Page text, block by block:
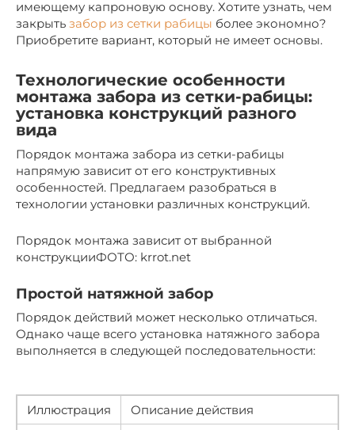
имеющему капроновую основу. Хотите узнать, чем
закрыть забор из сетки рабицы более экономно?
Приобретите вариант, который не имеет основы.
Технологические особенности
монтажа забора из сетки-рабицы:
установка конструкций разного
вида
Порядок монтажа забора из сетки-рабицы
напрямую зависит от его конструктивных
особенностей. Предлагаем разобраться в
технологии установки различных конструкций.
Порядок монтажа зависит от выбранной
конструкцииФОТО: krrot.net
Простой натяжной забор
Порядок действий может несколько отличаться.
Однако чаще всего установка натяжного забора
выполняется в следующей последовательности:
Иллюстрация
Описание действия